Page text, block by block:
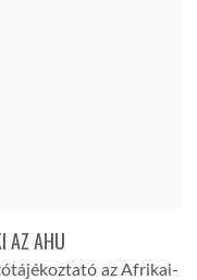
AZ AHU
az Afrikai-